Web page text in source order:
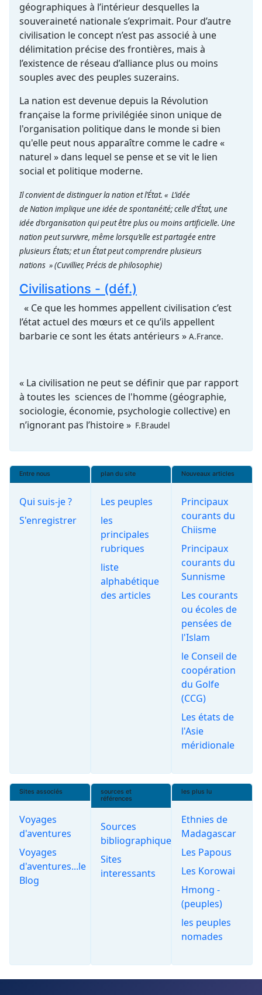
géographiques à l’intérieur desquelles la
souveraineté nationale s’exprimait. Pour d’autre
civilisation le concept n’est pas associé à une
délimitation précise des frontières, mais à
l’existence de réseau d’alliance plus ou moins
souples avec des peuples suzerains.
La nation est devenue depuis la Révolution
française la forme privilégiée sinon unique de
l'organisation politique dans le monde si bien
qu'elle peut nous apparaître comme le cadre «
naturel » dans lequel se pense et se vit le lien
social et politique moderne.
Il convient de distinguer la nation et l’État. « L’idée
de Nation implique une idée de spontanéité; celle d’État, une
idée d’organisation qui peut être plus ou moins artificielle. Une
nation peut survivre, même lorsqu’elle est partagée entre
plusieurs États; et un État peut comprendre plusieurs
nations »(Cuvillier, Précis de philosophie)
Civilisations - (déf.)
« Ce que les hommes appellent civilisation c’est
l’état actuel des mœurs et ce qu’ils appellent
barbarie ce sont les états antérieurs » A.France.
« La civilisation ne peut se définir que par rapport
à toutes les sciences de l'homme (géographie,
sociologie, économie, psychologie collective) en
n’ignorant pas l’histoire » F.Braudel
Entre nous
Qui suis-je ?
S'enregistrer
plan du site
Les peuples
les
principales
rubriques
liste
alphabétique
des articles
Nouveaux articles
Principaux
courants du
Chiisme
Principaux
courants du
Sunnisme
Les courants
ou écoles de
pensées de
l'Islam
le Conseil de
coopération
du Golfe
(CCG)
Les états de
l'Asie
méridionale
Sites associés
Voyages
d'aventures
Voyages
d'aventures...le
Blog
sources et
références
Sources
bibliographiques
Sites
interessants
les plus lu
Ethnies de
Madagascar
Les Papous
Les Korowai
Hmong -
(peuples)
les peuples
nomades